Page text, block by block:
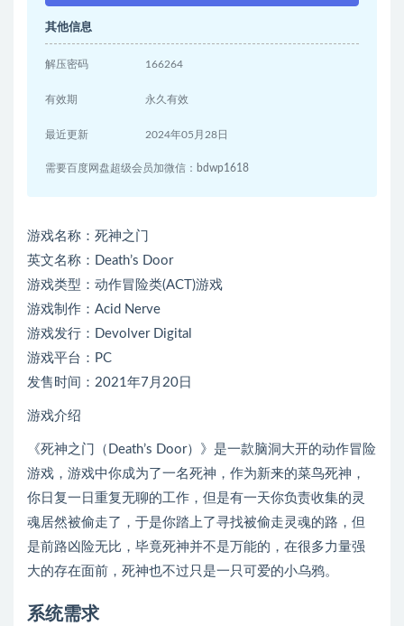
其他信息
解压密码 166264
有效期 永久有效
最近更新 2024年05月28日
需要百度网盘超级会员加微信：bdwp1618
游戏名称：死神之门
英文名称：Death’s Door
游戏类型：动作冒险类(ACT)游戏
游戏制作：Acid Nerve
游戏发行：Devolver Digital
游戏平台：PC
发售时间：2021年7月20日
游戏介绍
《死神之门（Death’s Door）》是一款脑洞大开的动作冒险
游戏，游戏中你成为了一名死神，作为新来的菜鸟死神，
你日复一日重复无聊的工作，但是有一天你负责收集的灵
魂居然被偷走了，于是你踏上了寻找被偷走灵魂的路，但
是前路凶险无比，毕竟死神并不是万能的，在很多力量强
大的存在面前，死神也不过只是一只可爱的小乌鸦。
系统需求